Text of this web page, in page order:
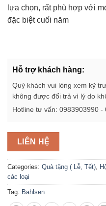
lựa chọn, rất phù hợp với
đặc biệt cuối năm
Hỗ trợ khách hàng:
Quý khách vui lòng xem kỹ
không được đổi trả vì lý do
Hotline tư vấn: 0983903990 -
LIÊN HỆ
Categories: Quà tặng ( Lễ, Tết)
các loại
Tag: Bahlsen